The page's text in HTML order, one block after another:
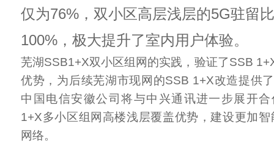
仅为76%，双小区高层浅层的5G驻留
100%，极大提升了室内用户体验。
芜湖SSB1+X双小区组网的实践，验证了SSB
优势，为后续芜湖市现网的SSB 1+X改造提供
中国电信安徽公司将与中兴通讯进一步展开
1+X多小区组网高楼浅层覆盖优势，建设更加
网络。